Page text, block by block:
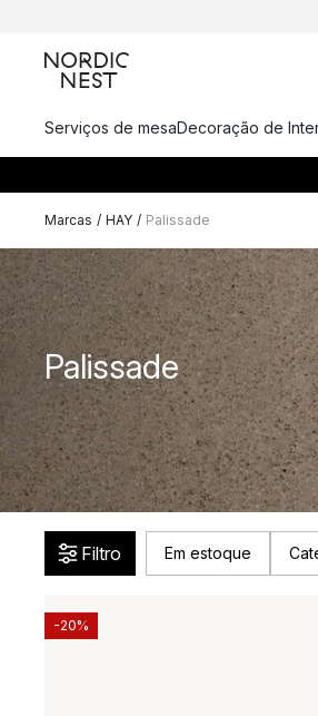
Serviços de mesaDecoração de
Marcas / HAY / Palissade
Palissade
Filtro Em estoque
-20%